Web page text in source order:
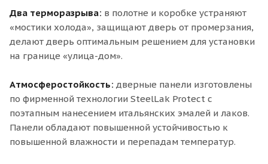
Два терморазрыва: в полотне и коробке устраняют
«мостики холода», защищают дверь от промерзания,
делают дверь оптимальным решением для установки
на границе «улица-дом».
Атмосферостойкость: дверные панели изготовлены
по фирменной технологии SteelLak Protect с
поэтапным нанесением итальянских эмалей и лаков.
Панели обладают повышенной устойчивостью к
повышенной влажности и перепадам температур.